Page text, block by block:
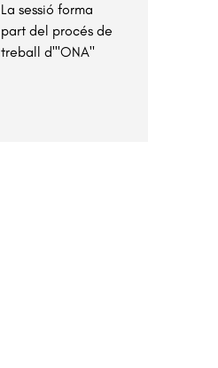
La sessió forma
part del procés de
treball d'"ONA"